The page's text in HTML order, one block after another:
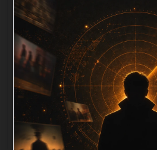
口，降低站群页面之间的重复感
荐、上一篇下一篇和 sitemap 入
深度尽量控制在三次以内。正文
径补充三类信息：入口是否稳定
续阅读、移动端打开时图片和摘
内容后同步检查标题、
图、alt、title和推荐链接，确保
解，也能让真实用户